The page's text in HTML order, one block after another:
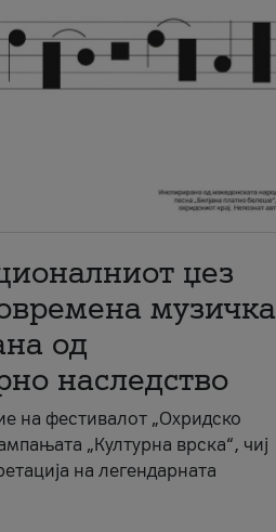
џез
музичка
од
наследство
на фестивалот „Охридско
„Културна врска“, чиј
на легендарната